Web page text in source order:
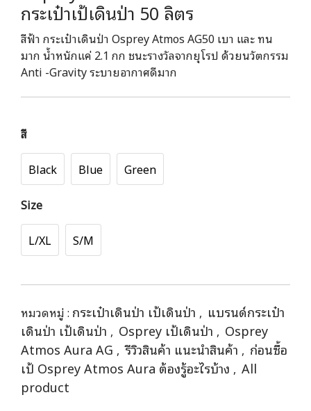
กระเป๋าเป้เดินป่า 50 ลิตร
สีฟ้า กระเป๋าเดินป่า Osprey Atmos AG50 เบา และ ทน
มาก น้ำหนักแค่ 2.1 กก ชนะรางวัลจากยุโรป ด้วยนวัตกรรม
Anti -Gravity ระบายอากาศดีมาก
สี
Black
Blue
Green
Size
L/XL
S/M
หมวดหมู่ : กระเป๋าเดินป่า เป้เดินป่า , แบรนด์กระเป๋า
เดินป่า เป้เดินป่า , Osprey เป้เดินป่า , Osprey
Atmos Aura AG , รีวิวสินค้า แนะนำสินค้า , ก่อนซื้อ
เป้ Osprey Atmos Aura ต้องรู้อะไรบ้าง , All
product